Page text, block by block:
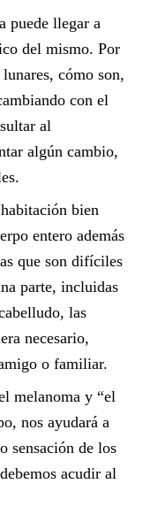
puede llegar a
del mismo. Por
lunares, cómo son,
con el
al
algún cambio,
bien
entero además
que son difíciles
parte, incluidas
las
necesario,
o familiar.
melanoma y “el
nos ayudará a
sensación de los
acudir al